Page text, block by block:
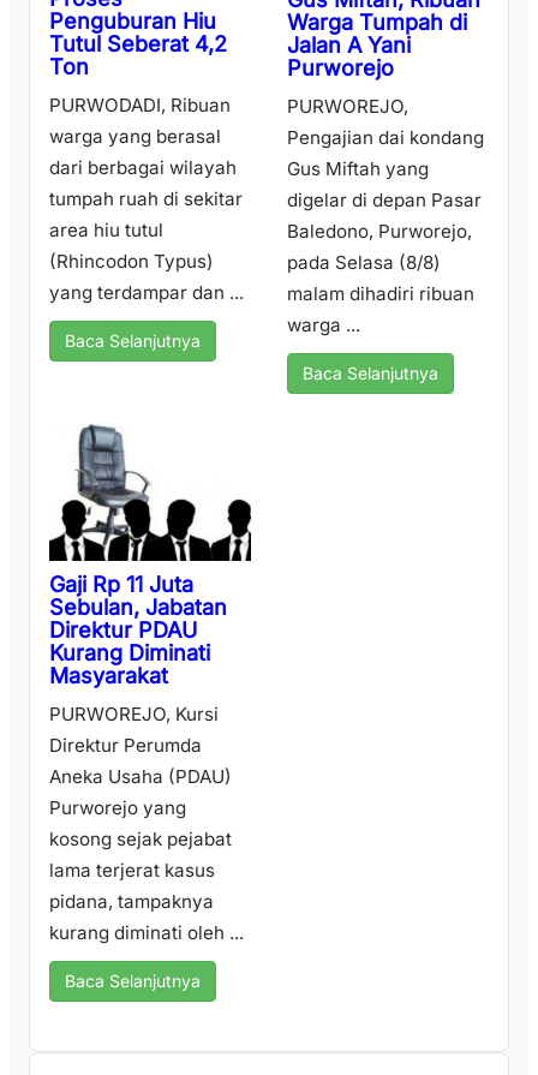
Penguburan Hiu
Tutul Seberat 4,2
Ton
PURWODADI, Ribuan
warga yang berasal
dari berbagai wilayah
tumpah ruah di sekitar
area hiu tutul
(Rhincodon Typus)
yang terdampar dan ...
Baca Selanjutnya
Warga Tumpah di
Jalan A Yani
Purworejo
PURWOREJO,
Pengajian dai kondang
Gus Miftah yang
digelar di depan Pasar
Baledono, Purworejo,
pada Selasa (8/8)
malam dihadiri ribuan
warga ...
Baca Selanjutnya
Gaji Rp 11 Juta
Sebulan, Jabatan
Direktur PDAU
Kurang Diminati
Masyarakat
PURWOREJO, Kursi
Direktur Perumda
Aneka Usaha (PDAU)
Purworejo yang
kosong sejak pejabat
lama terjerat kasus
pidana, tampaknya
kurang diminati oleh ...
Baca Selanjutnya